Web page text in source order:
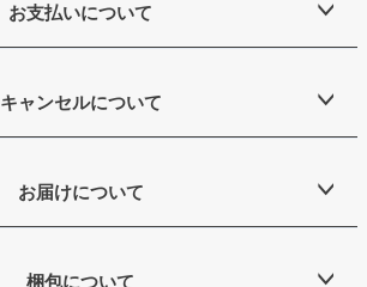
お支払いについて
キャンセルについて
お届けについて
梱包について